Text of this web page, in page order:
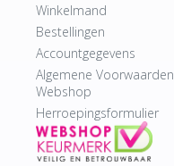
Winkelmand
Bestellingen
Accountgegevens
Algemene Voorwaarden
Webshop
Herroepingsformulier